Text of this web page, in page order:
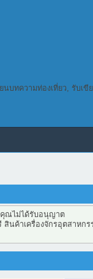
นบทความท่องเที่ยว, รับเ
ณไม่ได้รับอนุญาต
นค้าเครื่องจักรอุตสาหกร